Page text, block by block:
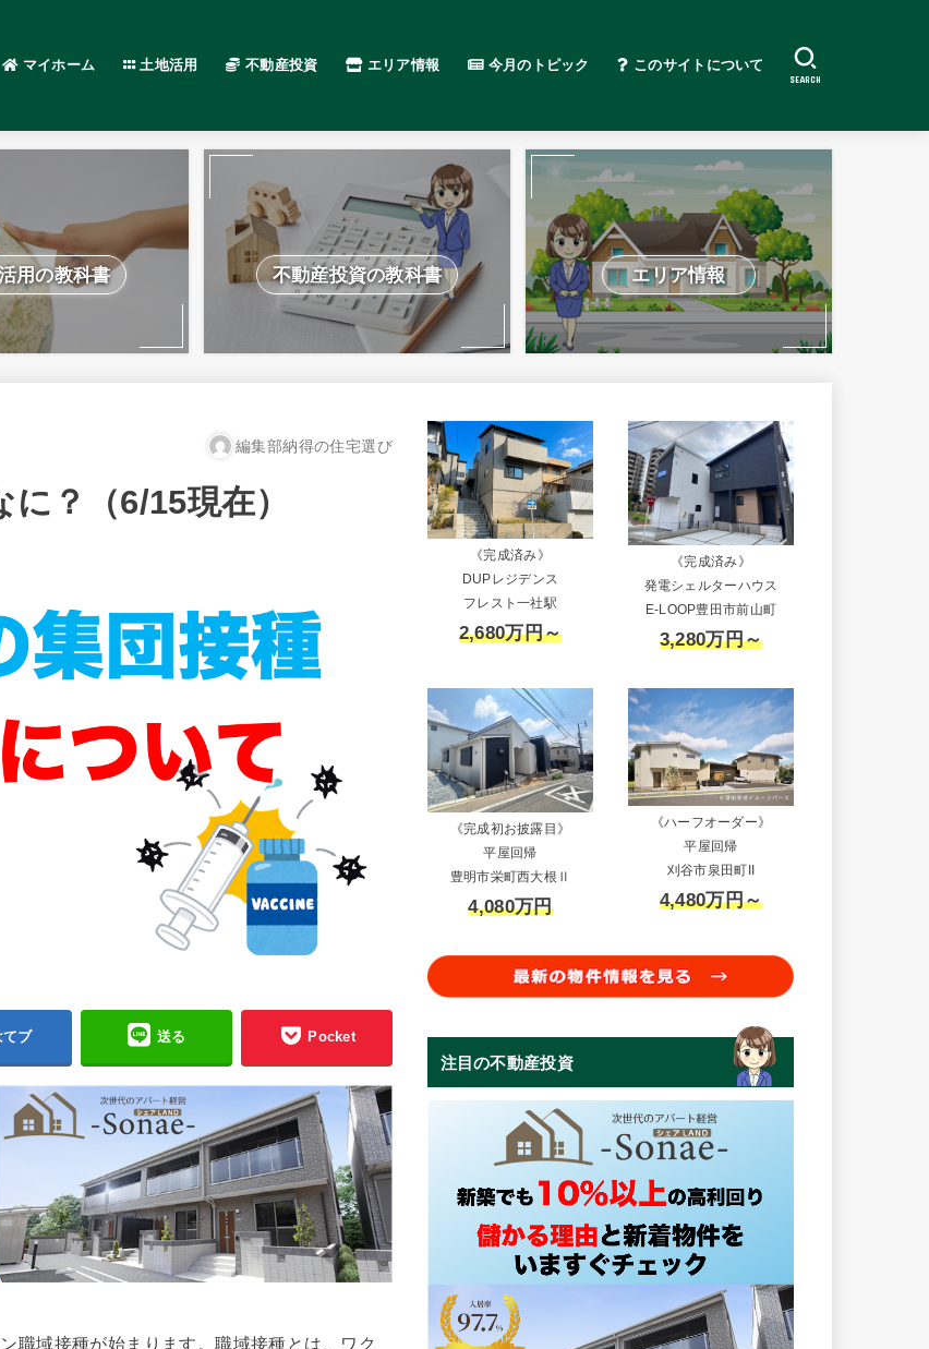
マイホーム 土地活用 不動産投資 エリア情報 今月のトピック このサイトについて
SEARCH
用の教科書 不動産投資の教科書 エリア情報
編集部納得の住宅選び
？（6/15現在）
てブ 送る Pocket
職域接種が始まります。職域接種とは、ワク
《完成済み》
DUPレジデンス
フレスト一社駅
2,680万円～
《完成済み》
発電シェルターハウス
E-LOOP豊田市前山町
3,280万円～
《完成初お披露目》
平屋回帰
豊明市栄町西大根Ⅱ
4,080万円
《ハーフオーダー》
平屋回帰
刈谷市泉田町II
4,480万円～
注目の不動産投資